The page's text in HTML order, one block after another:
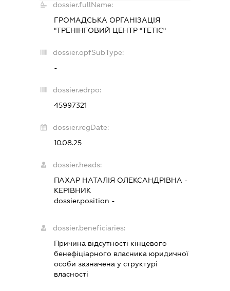
dossier.fullName:
ГРОМАДСЬКА ОРГАНІЗАЦІЯ
"ТРЕНІНГОВИЙ ЦЕНТР "ТЕТІС"
dossier.opfSubType:
-
dossier.edrpo:
45997321
dossier.regDate:
10.08.25
dossier.heads:
ПАХАР НАТАЛІЯ ОЛЕКСАНДРІВНА -
КЕРІВНИК
dossier.position -
dossier.beneficiaries:
Причина відсутності кінцевого
бенефіціарного власника юридичної
особи зазначена у структурі
власності